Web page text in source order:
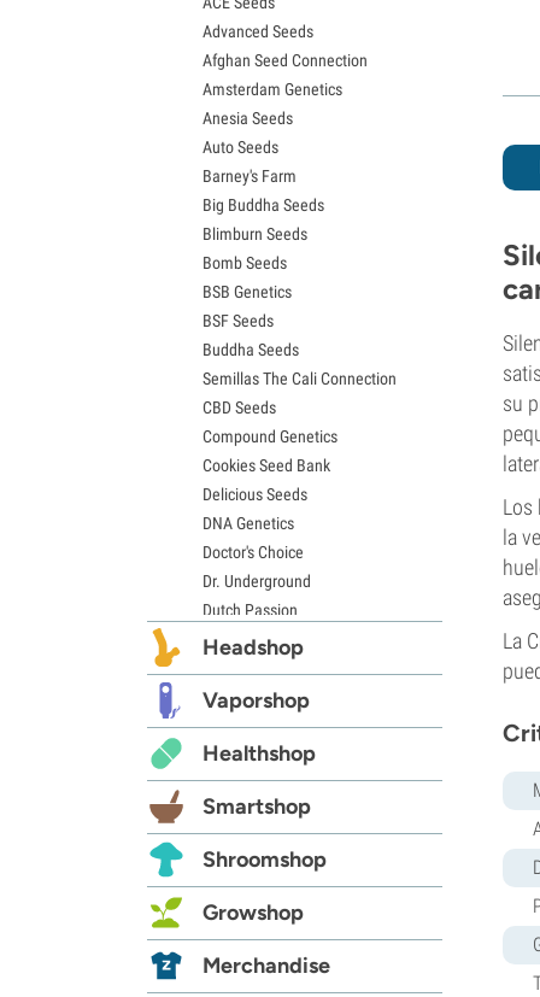
su
Los
la
La
Semillas de OG Kush
Semillas de Blue Dream
Semillas de Lemon Haze
Semillas de Bruce Banner
Semillas de Gelato
Semillas de Sour Diesel
Semillas de Jack Herer
Semillas de Girl Scout Cookies
Semillas de Wedding Cake
Semillas de Zkittlez
Semillas de Pineapple Express
Semillas de Chemdawg
Semillas de Hindu Kush
Semillas de Mimosa
Advanced Seeds
Afghan Seed Connection
Amsterdam Genetics
Anesia Seeds
Auto Seeds
Barney's Farm
Big Buddha Seeds
Blimburn Seeds
Bomb Seeds
BSB Genetics
BSF Seeds
Buddha Seeds
Semillas The Cali Connection
CBD Seeds
Compound Genetics
Cookies Seed Bank
Delicious Seeds
DNA Genetics
Doctor's Choice
Dr. Underground
Dutch Passion
Elite Seeds
Exotic Seed
Expert Seeds
FastBuds
Female Seeds
French Touch Seeds
Garden of Green
GeneSeeds
G13 Labs
Grass-O-Matic
Headshop
Vaporshop
Healthshop
Smartshop
Shroomshop
Growshop
Merchandise